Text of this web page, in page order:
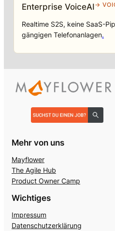
Enterprise VoiceAI→
Realtime S2S, keine SaaS-
gängigen Telefonanlagen.
Mehr von uns
Mayflower
The Agile Hub
Product Owner Camp
Wichtiges
Impressum
Datenschutzerklärung